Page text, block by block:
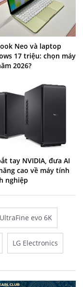
Neo và laptop
17 triệu: chọn máy
2026?
tay NVIDIA, đưa AI
cao về máy tính
nghiệp
evo 6K
LG Electronics